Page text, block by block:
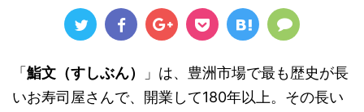
「 鮨文（すしぶん）
」は、豊洲市場で最も歴史が長
いお寿司屋さんで、開業して180年以上。その長い